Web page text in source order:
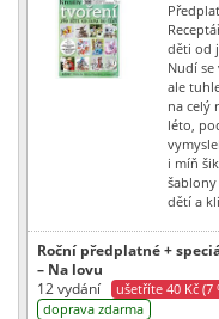
děti od
Nudí
ale
na celý
léto,
i míň
dětí a
Roční předplatné +
– Na lovu
12 vydání
ušetříte 40 Kč (7
doprava zdarma